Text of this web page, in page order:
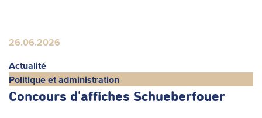
26.06.2026
Actualité
Politique et administration
Concours d'affiches Schueberfouer